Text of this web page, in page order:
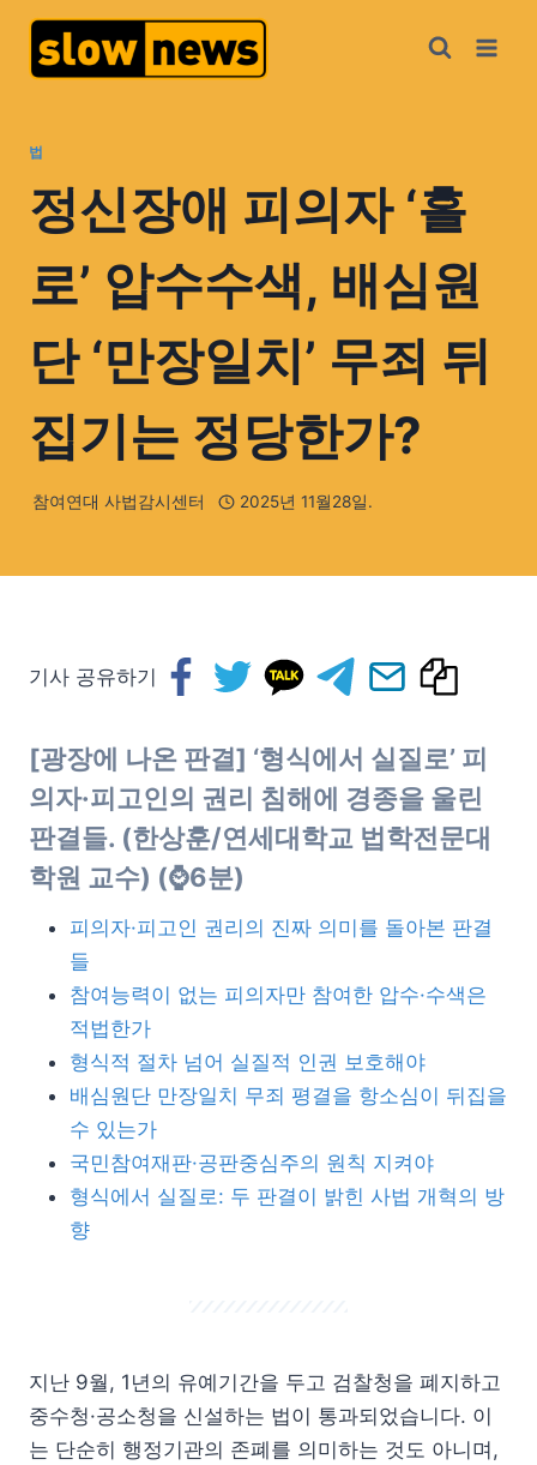
법
정신장애 피의자 ‘홀
로’ 압수수색, 배심원
단 ‘만장일치’ 무죄 뒤
집기는 정당한가?
참여연대 사법감시센터 2025년 11월28일.
기사 공유하기
[광장에 나온 판결] ‘형식에서 실질로’ 피
의자·피고인의 권리 침해에 경종을 울린
판결들. (한상훈/연세대학교 법학전문대
학원 교수) (⌚6분)
피의자·피고인 권리의 진짜 의미를 돌아본 판결
들
참여능력이 없는 피의자만 참여한 압수·수색은
적법한가
형식적 절차 넘어 실질적 인권 보호해야
배심원단 만장일치 무죄 평결을 항소심이 뒤집을
수 있는가
국민참여재판·공판중심주의 원칙 지켜야
형식에서 실질로: 두 판결이 밝힌 사법 개혁의 방
향
지난 9월, 1년의 유예기간을 두고 검찰청을 폐지하고
중수청·공소청을 신설하는 법이 통과되었습니다. 이
는 단순히 행정기관의 존폐를 의미하는 것도 아니며,